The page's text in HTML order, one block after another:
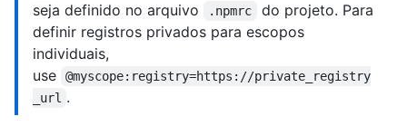
seja definido no arquivo
.npmrc
do projeto. Para
definir registros privados para escopos
individuais,
use
@myscope:registry=https://private_registry
_url .